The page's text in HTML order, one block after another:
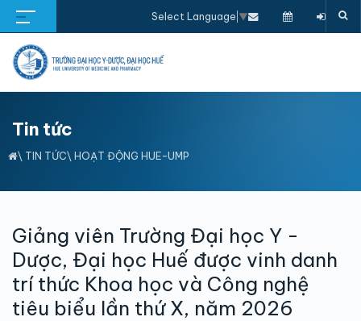
Select Language ▼
Tin tức
\ TIN TỨC\ HOẠT ĐỘNG HUE-UMP
Giảng viên Trường Đại học Y -
Dược, Đại học Huế được vinh danh
trí thức Khoa học và Công nghệ
tiêu biểu lần thứ X, năm 2026